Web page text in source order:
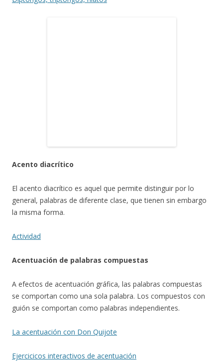
Acento diacrítico
El acento diacrítico es aquel que permite distinguir por lo
general, palabras de diferente clase, que tienen sin embargo
la misma forma.
Actividad
Acentuación de palabras compuestas
A efectos de acentuación gráfica, las palabras compuestas
se comportan como una sola palabra. Los compuestos con
guión se comportan como palabras independientes.
La acentuación con Don Quijote
Ejercicicos interactivos de acentuación